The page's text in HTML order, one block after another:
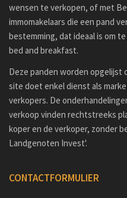
wensen te verkopen, of met
immomakelaars die een pand
bestemming, dat ideaal is om
bed and breakfast.
Deze panden worden opgelijst
site doet enkel dienst als
verkopers. De
verkoop vinden rechtstreeks
koper en de verkoper, zonder
Landgenoten Invest'.
CONTACTFORMULIER